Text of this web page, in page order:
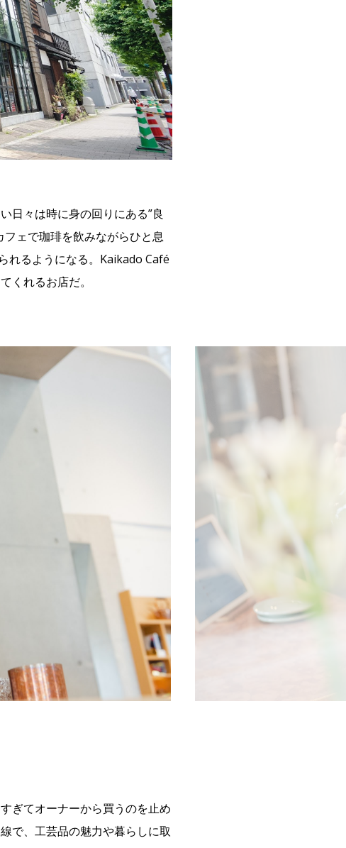
日々は時に身の回りにある”良
ェで珈琲を飲みながらひと息
れるようになる。Kaikado Café
くれるお店だ。
ぎてオーナーから買うのを止め
で、工芸品の魅力や暮らしに取